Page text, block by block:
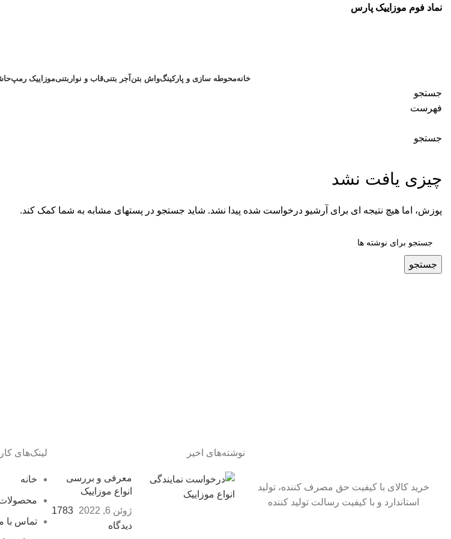
نماد فوم موزاییک پارس
خانهمحوطه سازی و پارکینگواش بتن آجر بتنیقاب و نواربتنیموزاییک رمپ
جستجو
فهرست
جستجو
چیزی یافت نشد
پوزش، اما هیچ نتیجه ای برای آرشیو درخواست شده پیدا نشد. شاید جستجو در پستهای مشابه به شما کمک کند.
جستجو
خرید کالای با کیفیت حق مصرف کننده، تولید
استاندارد و با کیفیت رسالت تولید کننده
نوشته‌های اخیر
معرفی و بررسی
انواع موزاییک
ژوئن 6, 2022
1783
دیدگاه
لینک‌های
خانه
تماس با